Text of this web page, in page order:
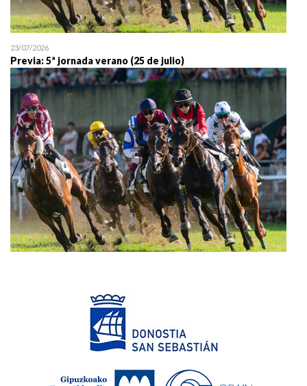
23/07/2026
Previa: 5ª jornada verano (25 de julio)